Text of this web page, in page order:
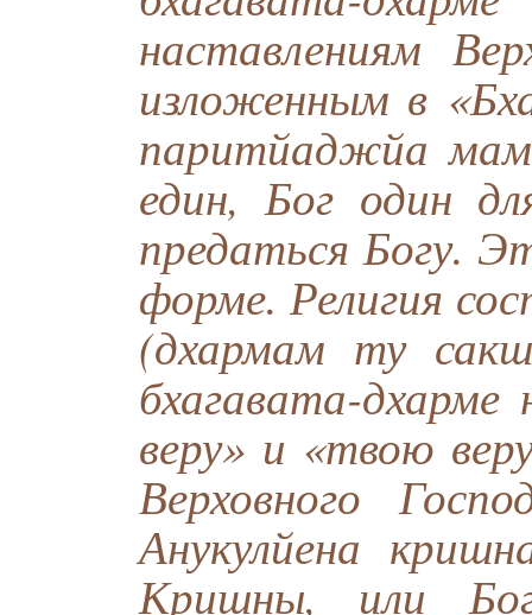
наставлениям
изложенным в
паритйаджйа
един, Бог один
предаться Богу.
форме. Религия
(дхармам ту
бхагавата-
веру» и «твою
Верховного
Анукулйена
Кришны, или